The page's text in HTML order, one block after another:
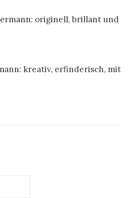
originell, brillant und
kreativ, erfinderisch, mit